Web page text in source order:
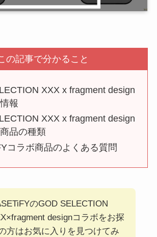
の記事で分かること
XXX x fragment design
報
XXX x fragment design
品の種類
コラボ商品のよくある質問
のGOD SELECTION
designコラボをお探
方はお気に入りを見つけてみ